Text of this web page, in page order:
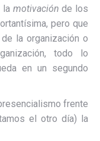
la motivación de los
pero que
la organización o
todo lo
en un segundo
frente
el otro día) la